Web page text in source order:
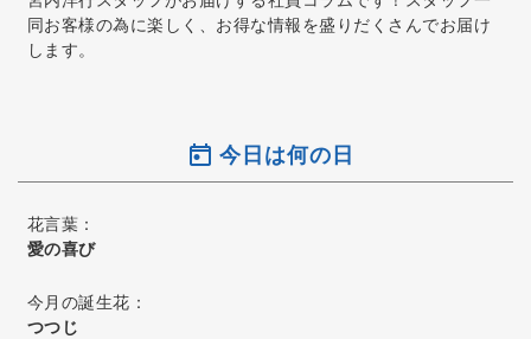
同お客様の為に楽しく、お得な情報を盛りだくさんでお届け
します。
今日は何の日
花言葉：
愛の喜び
今月の誕生花：
つつじ